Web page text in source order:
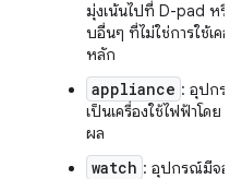
มุ่งเน้นไปที่ D-pad หรือ
บอื่นๆ ที่ไม่ใช่การใช้เคอร์
หลัก
appliance : อุปกร
เป็นเครื่องใช้ไฟฟ้าโดย ไ
ผล
watch : อุปกรณ์มีจอแ